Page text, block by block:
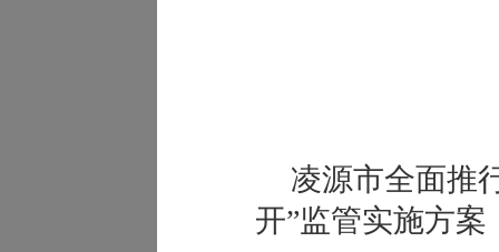
凌源市全面推
开”监管实施方案